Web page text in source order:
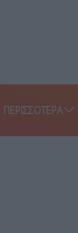
ΠΕΡΙΣΣΌΤΕΡΑ